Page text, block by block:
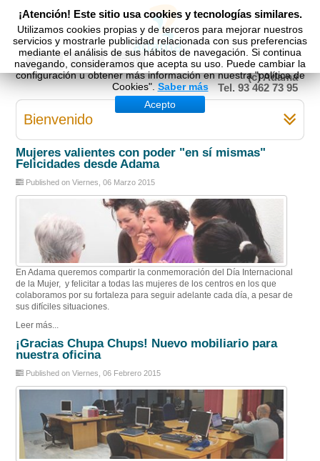
Esp Cat Eng
(c) Adama
Tel. 93 462 73 95
¡Atención! Este sitio usa cookies y tecnologías similares.
Utilizamos cookies propias y de terceros para mejorar nuestros
servicios y mostrarle publicidad relacionada con sus preferencias
mediante el análisis de sus hábitos de navegación. Si continua
navegando, consideramos que acepta su uso. Puede cambiar la
configuración u obtener más información en nuestra "política de
Cookies". Saber más
Acepto
Bienvenido
Mujeres valientes con poder "en sí mismas"
Felicidades desde Adama
Published on Viernes, 06 Marzo 2015
En Adama queremos compartir la conmemoración del Día Internacional
de la Mujer, y felicitar a todas las mujeres de los centros en los que
colaboramos por su fortaleza para seguir adelante cada día, a pesar de
sus difíciles situaciones.
Leer más...
¡Gracias Chupa Chups! Nuevo mobiliario para
nuestra oficina
Published on Viernes, 06 Febrero 2015